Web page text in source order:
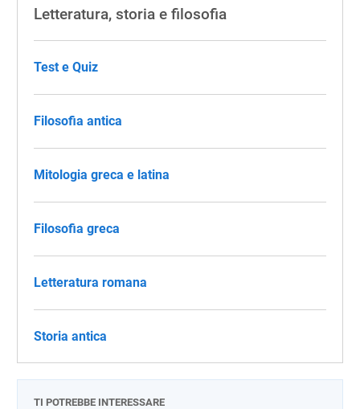
Letteratura, storia e filosofia
Test e Quiz
Filosofia antica
Mitologia greca e latina
Filosofia greca
Letteratura romana
Storia antica
TI POTREBBE INTERESSARE